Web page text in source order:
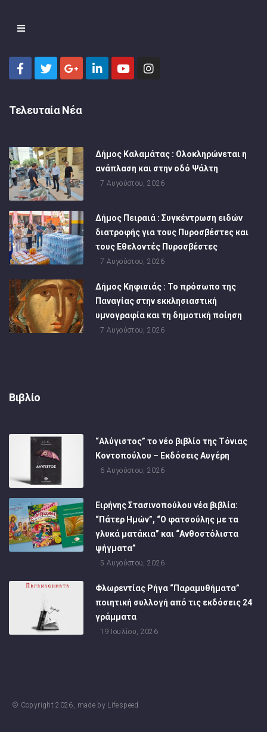
Τελευταία Νέα
Δήμος Καλαμάτας : Ολοκληρώνεται η
ανάπλαση και στην οδό Ψάλτη
7 Αυγούστου, 2026
Δήμος Πειραιά : Συγκέντρωση ειδών
διατροφής για τους Πυροσβέστες και
τους Εθελοντές Πυροσβέστες
7 Αυγούστου, 2026
Δήμος Κηφισιάς : Το πρόσωπο της
Παναγίας στην εκκλησιαστική
υμνογραφία και τη δημοτική ποίηση
7 Αυγούστου, 2026
Βιβλίο
“Αλύγιστος” το νέο βιβλίο της Τόνιας
Κοντοπούλου – Εκδόσεις Αυγέρη
6 Αυγούστου, 2026
Ειρήνης Στασινοπούλου νέα βιβλία:
“Πάτερ Ημών”, “Ο φατσούλης με τα
γλυκά ματάκια” και “Ανθοστόλιστα
ψήγματα”
5 Αυγούστου, 2026
Φλωρεντίας Ρήγα “Παραμυθήματα”
ποιητική συλλογή από τις εκδόσεις 24
γράμματα
19 Ιουλίου, 2026
© Copyright2026, made by Lifespeed